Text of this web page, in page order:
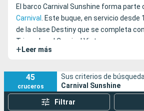
El barco Carnival Sunshine forma parte
Carnival. Este buque, en servicio desde
de la clase Destiny que se completa
Triumph y el Carnival Victory.
+ Leer más
45
cruceros
Sus criterios de
Carnival Sunshine
Filtrar